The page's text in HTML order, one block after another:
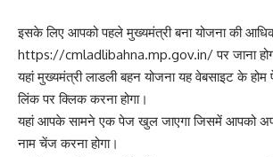
इसके लिए आपको पहले मुख्यमंत्री बना योजना की
https://cmladlibahna.mp.gov.in/ पर जाना
यहां मुख्यमंत्री लाडली बहन योजना यह वेबसाइट के
लिंक पर क्लिक करना होगा।
यहां आपके सामने एक पेज खुल जाएगा जिसमें आपको
नाम चेंज करना होगा।